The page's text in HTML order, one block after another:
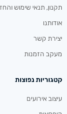
תקנון, תנאי שימוש
אודותנו
יצירת קשר
מעקב הזמנות
קטגוריות נפוצות
עיצוב אירועים